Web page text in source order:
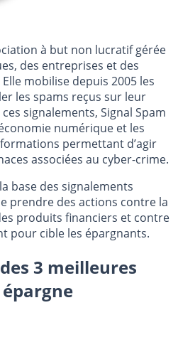
à but non lucratif gérée
des entreprises et des
mobilise depuis 2005 les
les spams reçus sur leur
signalements, Signal Spam
numérique et les
permettant d’agir
associées au cyber-crime.
base des signalements
prendre des actions contre la
produits financiers et contre
pour cible les épargnants.
3 meilleures